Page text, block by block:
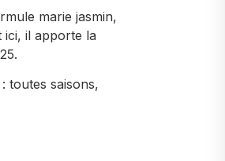
marie jasmin,
ici, il apporte la
toutes saisons,